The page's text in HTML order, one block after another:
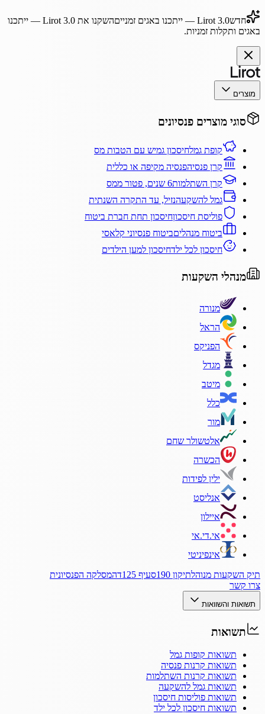
חדשLirot 3.0 — ייתכנו באגים זמנייםהשקנו את Lirot 3.0— ייתכנו
באגים ותקלות זמניות.
מוצרים
סוגי מוצרים פנסיונים
קופת גמלחיסכון גמיש עם הטבות מס
קרן פנסיהפנסיה מקיפה או כללית
קרן השתלמות6 שנים, פטור ממס
גמל להשקעהנזיל, עד התקרה השנתית
פוליסת חיסכוןחיסכון תחת חברת ביטוח
ביטוח מנהליםביטוח פנסיוני קלאסי
חיסכון לכל ילדחיסכון למען הילדים
מנהלי השקעות
מנורה
הראל
הפניקס
מגדל
מיטב
כלל
מור
אלטשולר שחם
הכשרה
ילין לפידות
אנליסט
איילון
אי.די.אי
אינפיניטי
תיק השקעות מנוהלתיקון 190 סעיף 125ד
המסלקה הפנסיונית
צרו קשר
תשואות והשוואות
תשואות
תשואות קופות גמל
תשואות קרנות פנסיה
תשואות קרנות השתלמות
תשואות גמל להשקעה
תשואות פוליסות חיסכון
תשואות חיסכון לכל ילד